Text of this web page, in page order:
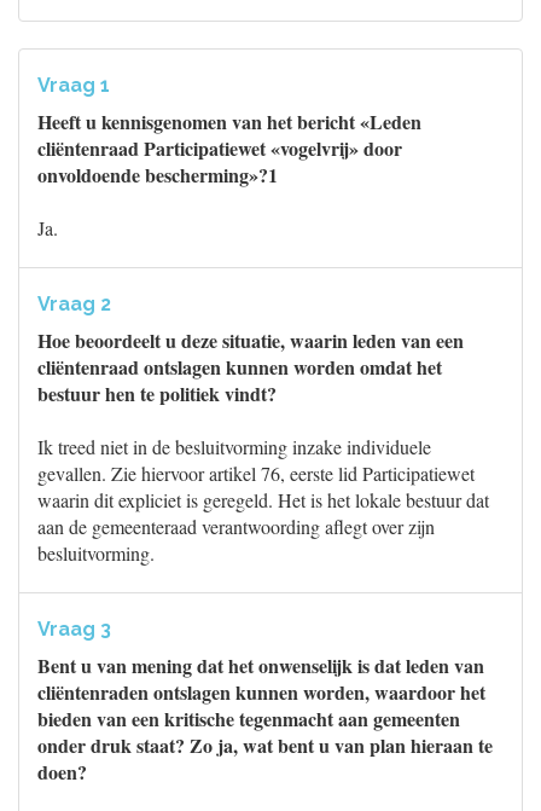
Vraag 1
Heeft u kennisgenomen van het bericht «Leden
cliëntenraad Participatiewet «vogelvrij» door
onvoldoende bescherming»?1
Ja.
Vraag 2
Hoe beoordeelt u deze situatie, waarin leden van een
cliëntenraad ontslagen kunnen worden omdat het
bestuur hen te politiek vindt?
Ik treed niet in de besluitvorming inzake individuele
gevallen. Zie hiervoor artikel 76, eerste lid Participatiewet
waarin dit expliciet is geregeld. Het is het lokale bestuur dat
aan de gemeenteraad verantwoording aflegt over zijn
besluitvorming.
Vraag 3
Bent u van mening dat het onwenselijk is dat leden van
cliëntenraden ontslagen kunnen worden, waardoor het
bieden van een kritische tegenmacht aan gemeenten
onder druk staat? Zo ja, wat bent u van plan hieraan te
doen?